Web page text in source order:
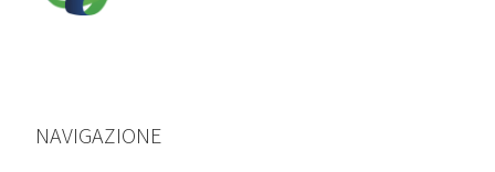
NAVIGAZIONE